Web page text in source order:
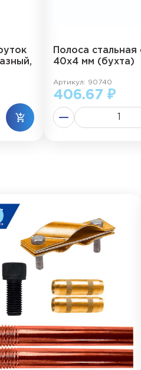
Полоса
40х4 мм (бухта)
Артикул: 90740
406.67 ₽